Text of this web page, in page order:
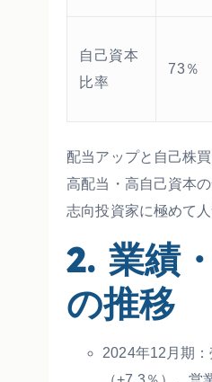
自己資本
比率
73％
配当アップと自己株
高配当・高自己資本
志向投資家に極めて人
2. 業績
の推移
2024年12月期